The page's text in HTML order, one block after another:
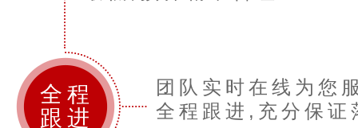
全程
跟进
团队实时在线为您
全程跟进,充分保